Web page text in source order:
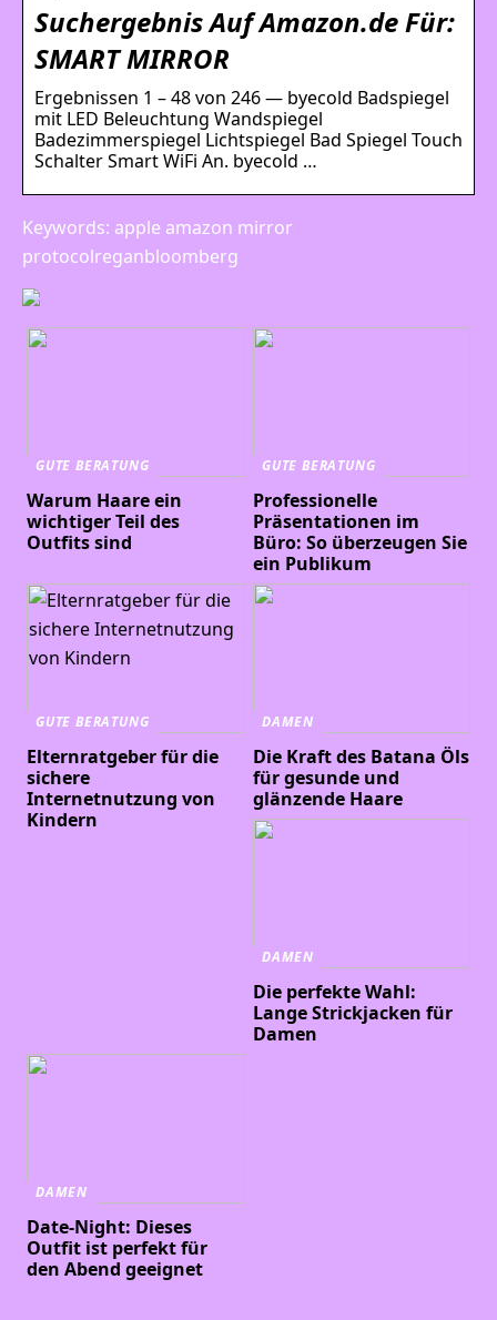
Suchergebnis Auf Amazon.de Für:
SMART MIRROR
Ergebnissen 1 – 48 von 246 — byecold Badspiegel
mit LED Beleuchtung Wandspiegel
Badezimmerspiegel Lichtspiegel Bad Spiegel Touch
Schalter Smart WiFi An. byecold …
Keywords: apple amazon mirror
protocolreganbloomberg
GUTE BERATUNG
Warum Haare ein
wichtiger Teil des
Outfits sind
GUTE BERATUNG
Professionelle
Präsentationen im
Büro: So überzeugen Sie
ein Publikum
GUTE BERATUNG
Elternratgeber für die
sichere
Internetnutzung von
Kindern
DAMEN
Die Kraft des Batana Öls
für gesunde und
glänzende Haare
DAMEN
Die perfekte Wahl:
Lange Strickjacken für
Damen
DAMEN
Date-Night: Dieses
Outfit ist perfekt für
den Abend geeignet